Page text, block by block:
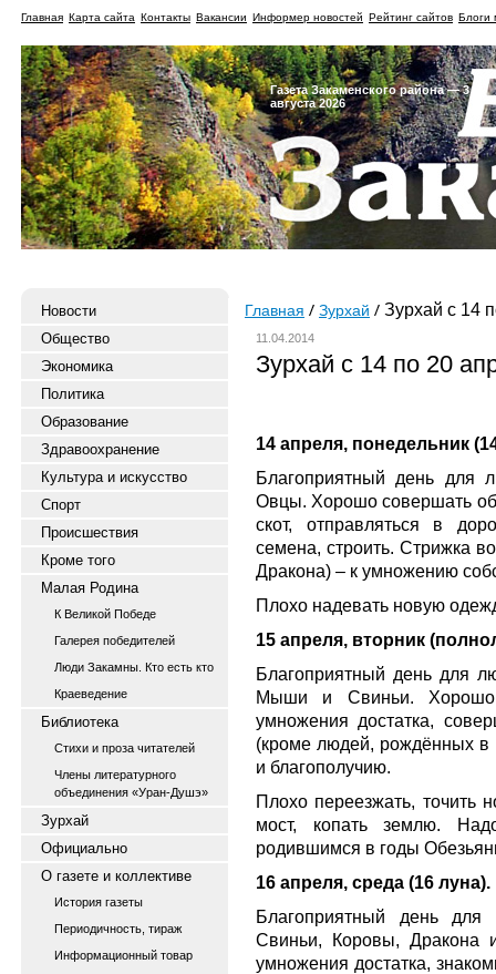
Главная Карта сайта Контакты Вакансии Информер новостей Рейтинг сайтов Блоги
Газета Закаменского района — 3
августа 2026
Новости
Общество
Экономика
Политика
Образование
Здравоохранение
Культура и искусство
Спорт
Происшествия
Кроме того
Малая Родина
К Великой Победе
Галерея победителей
Люди Закамны. Кто есть кто
Краеведение
Библиотека
Стихи и проза читателей
Члены литературного
объединения «Уран-Душэ»
Зурхай
Официально
О газете и коллективе
История газеты
Периодичность, тираж
Информационный товар
Главная Зурхай Зурхай с 14
11.04.2014
Зурхай с 14 по 20
14 апреля, понедельник
Благоприятный день для
Овцы. Хорошо совершать
скот, отправляться в
семена, строить. Стрижка
Дракона) – к умножению
Плохо надевать новую
15 апреля, вторник
Благоприятный день для
Мыши и Свиньи. Хорошо
умножения достатка,
(кроме людей, рождённых в
и благополучию.
Плохо переезжать, точить
мост, копать землю.
родившимся в годы
16 апреля, среда (16 луна).
Благоприятный день
Свиньи, Коровы, Дракона
умножения достатка,